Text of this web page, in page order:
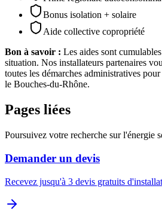
Bonus isolation + solaire
Aide collective copropriété
Bon à savoir : Les aides sont
situation. Nos installateurs partenaires
toutes les démarches administratives
le Bouches-du-Rhône.
Pages liées
Poursuivez votre recherche sur l'énergie
Demander un devis
Recevez jusqu'à 3 devis gratuits